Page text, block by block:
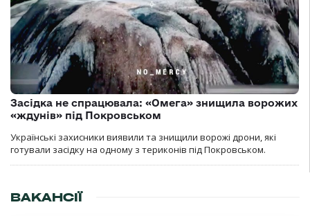
Засідка не спрацювала: «Омега» знищила ворожих
«ждунів» під Покровськом
Українські захисники виявили та знищили ворожі дрони, які
готували засідку на одному з териконів під Покровськом.
ВАКАНСІЇ